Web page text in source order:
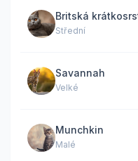
Britská
Střední
Savannah
Velké
Munchkin
Malé